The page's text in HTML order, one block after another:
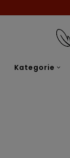
Kategorie